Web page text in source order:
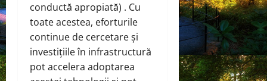
conductă apropiată) . Cu
toate acestea, eforturile
continue de cercetare și
investițiile în infrastructură
pot accelera adoptarea